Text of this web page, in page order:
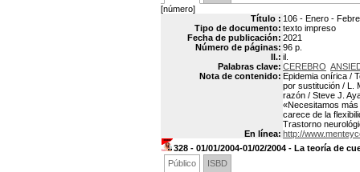
[número]
Título : 106 - Enero -
Tipo de documento: texto impreso
Fecha de publicación: 2021
Número de páginas: 96 p.
Il.: il.
Palabras clave: CEREBRO
Nota de contenido: Epidemia onírica /
por sustitución / L.
razón / Steve J.
«Necesitamos más
carece de la
Trastorno
En línea: http://
328 - 01/01/2004-01/02/2004 - La teoría de
Público
ISBD